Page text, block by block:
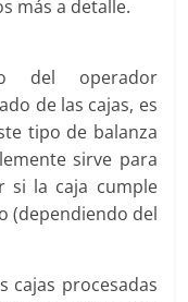
más a detalle.
del operador
de las cajas, es
tipo de balanza
sirve para
si la caja cumple
(dependiendo del
cajas procesadas